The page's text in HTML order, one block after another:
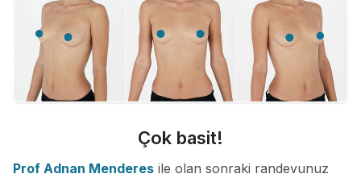
Çok basit!
Prof Adnan Menderes ile olan sonraki randevunuz